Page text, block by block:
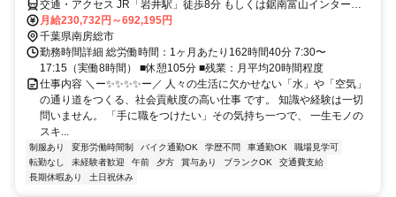
交通・アクセス JR「岩井駅」徒歩8分 もしくは鋸南富山インターチ
ェンジより車5分
月給230,732円～692,195円
千葉県南房総市
勤務時間詳細 総労働時間：1ヶ月あたり162時間40分 7:30〜
17:15（実働8時間） ■休憩105分 ■残業：月平均20時間程度
仕事内容 ＼ー✨✨✨✨ー／ 人々の生活に欠かせない「水」や「空気」
の通り道をつくる、社会貢献度の高い仕事 です。 知識や経験は一切
問いません。 「手に職をつけたい」その気持ち一つで、 一生モノの
スキ...
制服あり 変形労働時間制 バイク通勤OK 学歴不問 車通勤OK
職場見学可
転勤なし
未経験者歓迎 午前 夕方 賞与あり ブランクOK
交通費支給
長期休暇あり
土日祝休み